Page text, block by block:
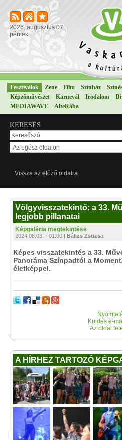
2026. augusztus 07.
péntek
Fesztiválok Zene Film Színház
Képzőművészet
Karnevál Irodalom
MEDIAWAVE
AlteRába
KERESÉS
Vissza az előző oldalra
Völgyvisszatekintő: a 33.
legjobb pillanatai
Képgaléria megtekintése
2024.08.03. - 01:00 | Bálizs Zsuzsa
Képes visszatekintés a 33.
Panoráma Színpadtól a
életképpel.
Küldés e-
Az oldal
A HÍRHEZ TARTOZÓ